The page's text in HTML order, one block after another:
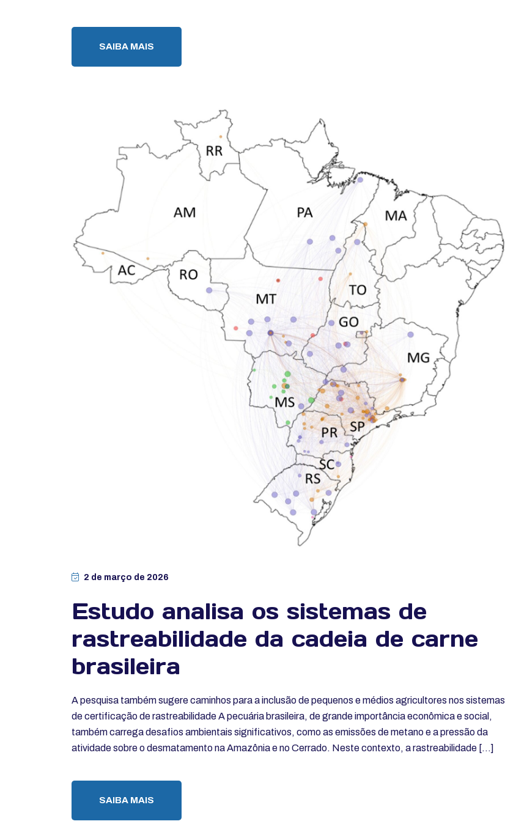
SAIBA MAIS
2 de março de 2026
Estudo analisa os sistemas de
rastreabilidade da cadeia de carne
brasileira
A pesquisa também sugere caminhos para a inclusão de pequenos e médios agricultores nos sistemas
de certificação de rastreabilidade A pecuária brasileira, de grande importância econômica e social,
também carrega desafios ambientais significativos, como as emissões de metano e a pressão da
atividade sobre o desmatamento na Amazônia e no Cerrado. Neste contexto, a rastreabilidade […]
SAIBA MAIS